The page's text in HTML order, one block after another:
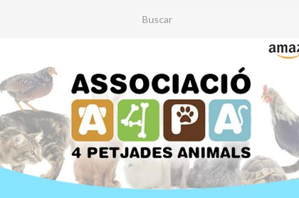
Search for: